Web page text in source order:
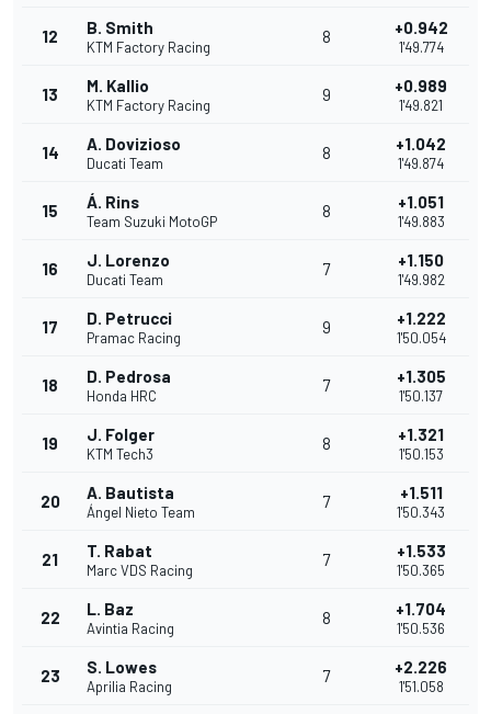
12 B. Smith
KTM Factory Racing
8 +0.942
1'49.774
13 M. Kallio
KTM Factory Racing
9 +0.989
1'49.821
14 A. Dovizioso
Ducati Team
8 +1.042
1'49.874
15 Á. Rins
Team Suzuki MotoGP
8 +1.051
1'49.883
16 J. Lorenzo
Ducati Team
7 +1.150
1'49.982
17 D. Petrucci
Pramac Racing
9 +1.222
1'50.054
18 D. Pedrosa
Honda HRC
7 +1.305
1'50.137
19 J. Folger
KTM Tech3
8 +1.321
1'50.153
20 A. Bautista
Ángel Nieto Team
7 +1.511
1'50.343
21 T. Rabat
Marc VDS Racing
7 +1.533
1'50.365
22 L. Baz
Avintia Racing
8 +1.704
1'50.536
23 S. Lowes
Aprilia Racing
7 +2.226
1'51.058